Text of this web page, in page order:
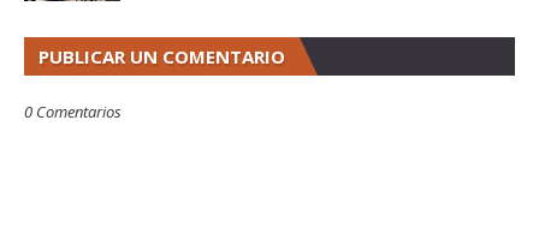
PUBLICAR UN COMENTARIO
0 Comentarios